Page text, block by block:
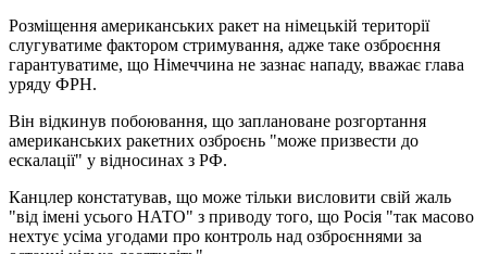
Розміщення американських ракет на німецькій території
слугуватиме фактором стримування, адже таке озброєння
гарантуватиме, що Німеччина не зазнає нападу, вважає глава
уряду ФРН.
Він відкинув побоювання, що заплановане розгортання
американських ракетних озброєнь "може призвести до
ескалації" у відносинах з РФ.
Канцлер констатував, що може тільки висловити свій жаль
"від імені усього НАТО" з приводу того, що Росія "так масово
нехтує усіма угодами про контроль над озброєннями за